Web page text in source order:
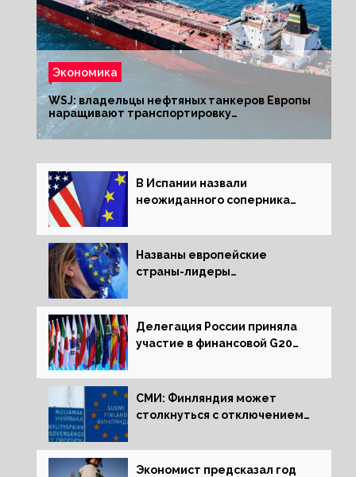
Экономика
WSJ: владельцы нефтяных танкеров Европы
наращивают транспортировку
из РФ до санкций
В Испании назвали
неожиданного соперника
Названы европейские
страны-лидеры
активов
Делегация России приняла
участие в финансовой G20
СМИ: Финляндия может
столкнуться с отключением
Экономист предсказал год